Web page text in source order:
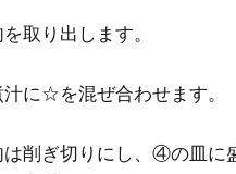
取り出します。
に☆を混ぜ合わせます。
削ぎ切りにし、④の皿に